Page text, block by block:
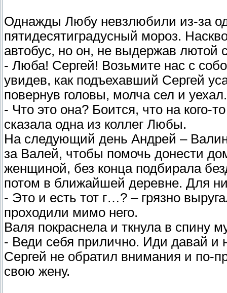
Однажды Любу невзлюбили из-за
пятидесятиградусный мороз.
автобус, но он, не выдержав лютой
- Люба! Сергей! Возьмите нас с
увидев, как подъехавший Сергей
повернув головы, молча сел и уехал.
- Что это она? Боится, что на кого-
сказала одна из коллег Любы.
На следующий день Андрей – Валин
за Валей, чтобы помочь донести
женщиной, без конца подбирала
потом в ближайшей деревне. Для
- Это и есть тот г…? – грязно
проходили мимо него.
Валя покраснела и ткнула в спину
- Веди себя прилично. Иди давай и
Сергей не обратил внимания и по-
свою жену.